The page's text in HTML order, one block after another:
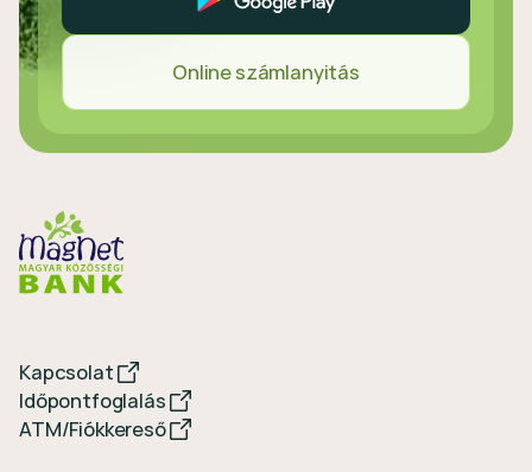
Online számlanyitás
Kapcsolat
Időpontfoglalás
ATM/Fiókkereső